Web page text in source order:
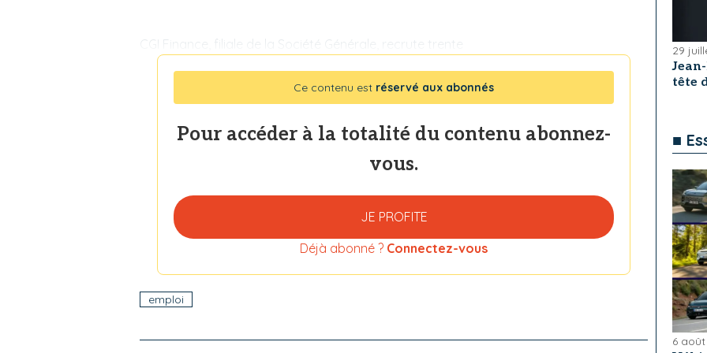
CGI Finance, filiale de la Société Générale, recrute trente
Ce contenu est réservé aux abonnés
Pour accéder à la totalité du contenu abonnez-
vous.
JE PROFITE
Déjà abonné ? Connectez-vous
emploi
29
tête
■
6